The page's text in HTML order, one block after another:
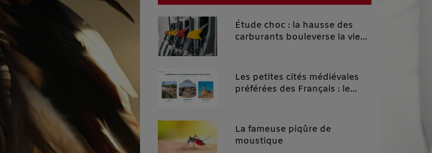
Étude choc : la hausse des
carburants bouleverse la vie
Les petites cités médiévales
préférées des Français : le
La fameuse piqûre de
moustique